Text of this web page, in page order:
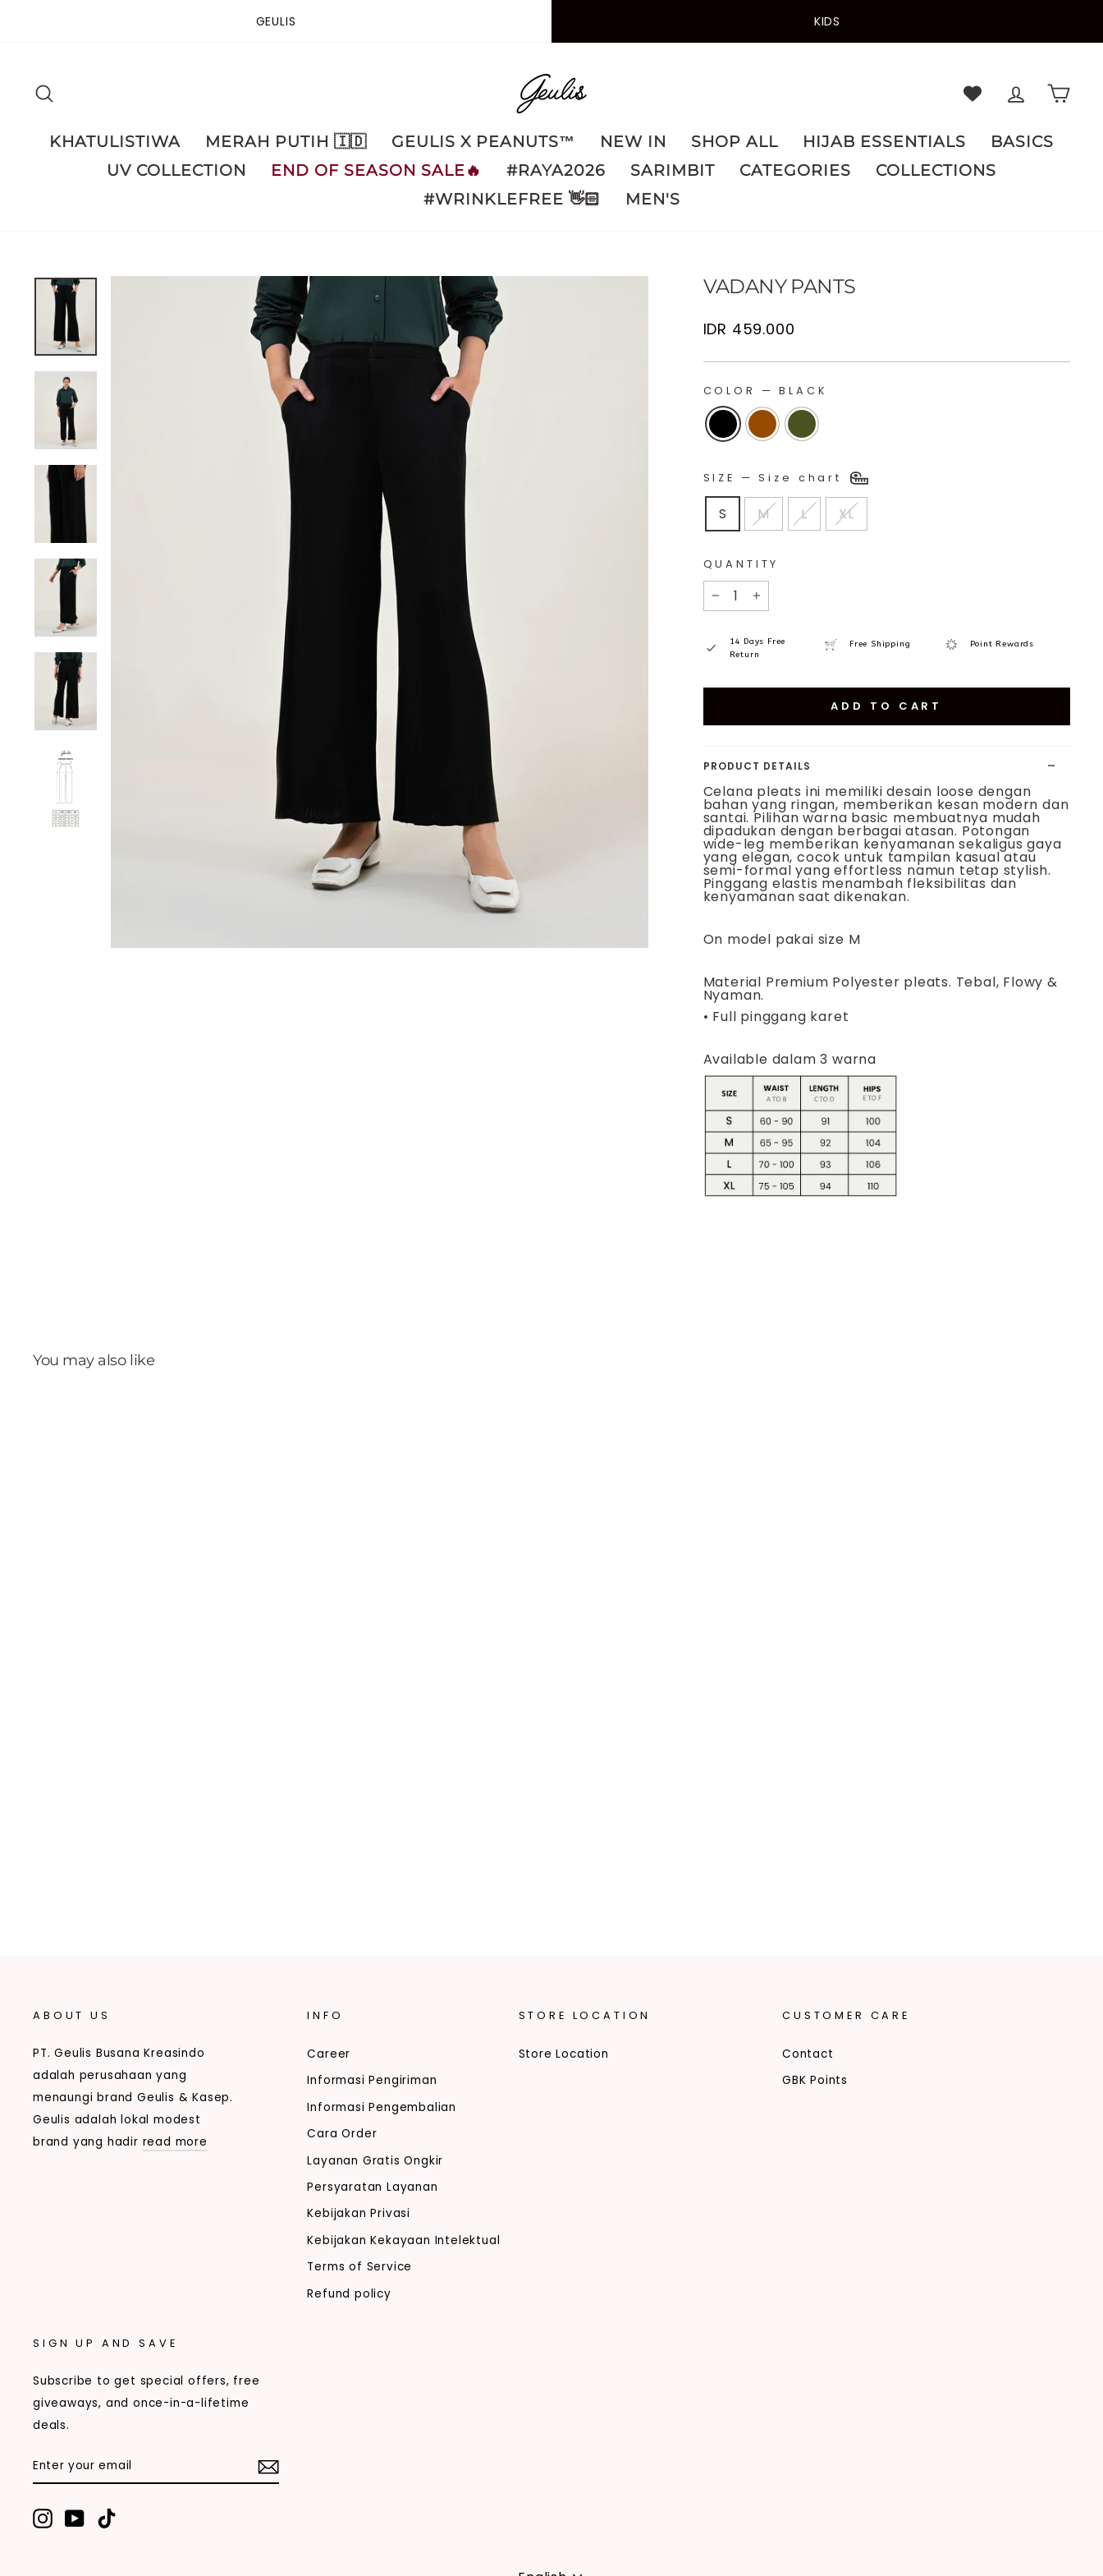
GEULIS KIDS
LOG IN
KHATULISTIWA MERAH PUTIH 🇮🇩 GEULIS X PEANUTS™️ NEW IN SHOP ALL HIJAB ESSENTIALS
BASICS
UV COLLECTION
END OF SEASON SALE🔥 #RAYA2026 SARIMBIT CATEGORIES
COLLECTIONS
#WRINKLEFREE 👋🏻
MEN'S
VADANY PANTS
Regular
IDR 459.000
COLOR —BLACK
SIZE —Size chart
S M L XL
QUANTITY
+
14 Days Free
Return
Free Shipping Point Rewards
ADD TO CART
PRODUCT DETAILS
Celana pleats ini memiliki desain loose dengan
bahan yang ringan, memberikan kesan modern dan
santai. Pilihan warna basic membuatnya mudah
dipadukan dengan berbagai atasan. Potongan
wide-leg memberikan kenyamanan sekaligus gaya
yang elegan, cocok untuk tampilan kasual atau
semi-formal yang effortless namun tetap stylish.
Pinggang elastis menambah fleksibilitas dan
kenyamanan saat dikenakan.
On model pakai size M
Material Premium Polyester pleats. Tebal, Flowy &
Nyaman.
• Full pinggang karet
Available dalam 3 warna
You may also like
ABOUT US
PT. Geulis Busana Kreasindo
adalah perusahaan yang
menaungi brand Geulis & Kasep.
Geulis adalah lokal modest
brand yang hadir read more
INFO
Career
Informasi Pengiriman
Informasi Pengembalian
Cara Order
Layanan Gratis Ongkir
Persyaratan Layanan
Kebijakan Privasi
Kebijakan Kekayaan Intelektual
Terms of Service
Refund policy
STORE LOCATION
Store Location
CUSTOMER CARE
Contact
GBK Points
SIGN UP AND SAVE
Subscribe to get special offers, free
giveaways, and once-in-a-lifetime
deals.
YOUR
EMAIL
Instagram
YouTube